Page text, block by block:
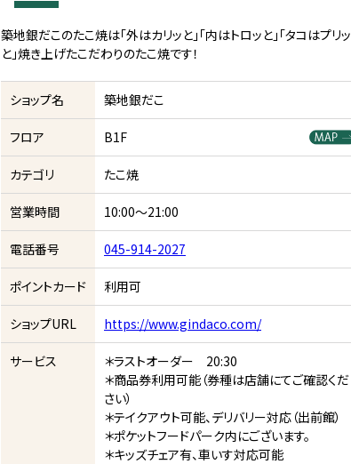
築地銀だこのたこ焼は「外はカリッと」「内はトロッと」「タコはプリッ
と」焼き上げたこだわりのたこ焼です！
ショップ名 築地銀だこ
フロア B1F
カテゴリ たこ焼
営業時間 10:00～21:00
電話番号 045-914-2027
ポイントカード 利用可
ショップURL https://www.gindaco.com/
サービス
＊ラストオーダー 20:30
＊商品券利用可能（券種は店舗にてご確認くだ
さい）
＊テイクアウト可能、デリバリー対応（出前館）
＊ポケットフードパーク内にございます。
＊キッズチェア有、車いす対応可能